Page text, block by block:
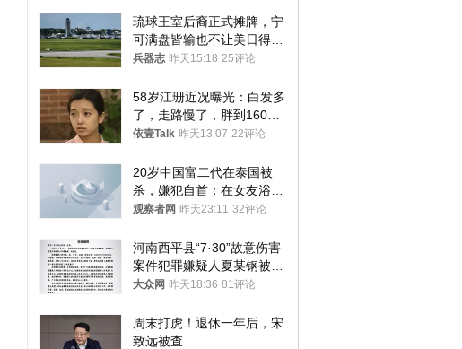
琉球王室后裔正式摊牌，宁
可满盘皆输也不让美日得
逞，中国成关键
兵器志 昨天15:18 25评论
58岁江珊近况曝光：白发多
了，走路慢了，胖到160
斤，没单位也没退休金
依壹Talk 昨天13:07 22评论
20岁中国富二代在泰国被
杀，嫌犯自首：在女友浴室
看到他
观察者网 昨天23:11 32评论
河南西平县“7·30”故意伤害
案件犯罪嫌疑人夏某钢被抓
获
大众网 昨天18:36 81评论
周末打虎！退休一年后，宋
致远被查